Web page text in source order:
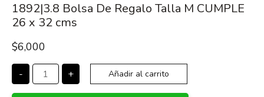
1892|3.8 Bolsa De Regalo Talla M CUMPLE
26 x 32 cms
$6,000
- + Añadir al carrito